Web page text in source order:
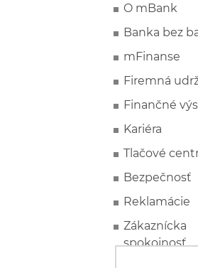
O mBank
Banka bez
mFinanse
Firemná
Finančné
Kariéra
Tlačové
Bezpečnosť
Reklamácie
Zákaznícka
spokojnosť